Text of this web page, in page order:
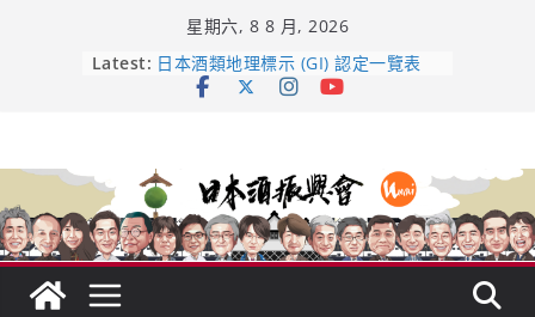
星期六, 8 8 月, 2026
Latest: 龜之井酒造：口說上手 – 山形純米大
吟釀的堅持與傳承 ～ くどき上手
響 𝟭𝟮 年 復活了!
【酒業商戰】130年老酒藏殺入股票
市場！梅乃宿上市背後的密碼